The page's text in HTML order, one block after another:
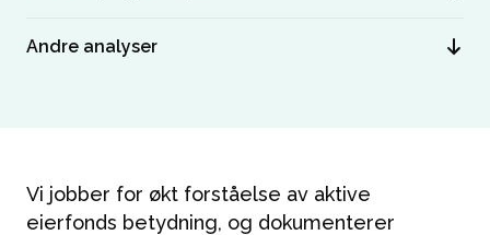
Andre analyser
Vi jobber for økt forståelse av aktive
eierfonds betydning, og dokumenterer